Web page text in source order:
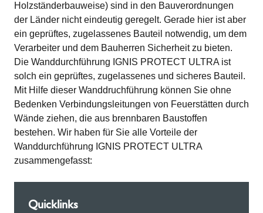
Holzständerbauweise) sind in den Bauverordnungen
der Länder nicht eindeutig geregelt. Gerade hier ist aber
ein geprüftes, zugelassenes Bauteil notwendig, um dem
Verarbeiter und dem Bauherren Sicherheit zu bieten.
Die Wanddurchführung IGNIS PROTECT ULTRA ist
solch ein geprüftes, zugelassenes und sicheres Bauteil.
Mit Hilfe dieser Wanddruchführung können Sie ohne
Bedenken Verbindungsleitungen von Feuerstätten durch
Wände ziehen, die aus brennbaren Baustoffen
bestehen. Wir haben für Sie alle Vorteile der
Wanddurchführung IGNIS PROTECT ULTRA
zusammengefasst:
Quicklinks